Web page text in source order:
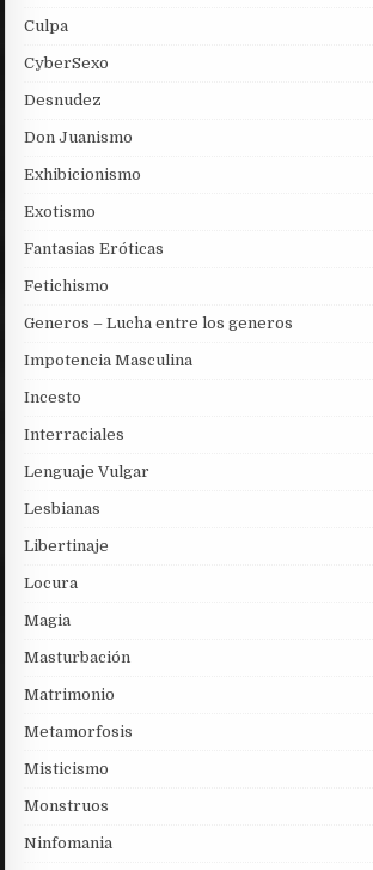
Culpa
CyberSexo
Desnudez
Don Juanismo
Exhibicionismo
Exotismo
Fantasias Eróticas
Fetichismo
Generos – Lucha entre los generos
Impotencia Masculina
Incesto
Interraciales
Lenguaje Vulgar
Lesbianas
Libertinaje
Locura
Magia
Masturbación
Matrimonio
Metamorfosis
Misticismo
Monstruos
Ninfomania